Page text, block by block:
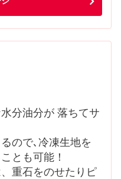
分油分が 落ちてサ
ので､冷凍生地を
とも可能！
重石をのせたりピ